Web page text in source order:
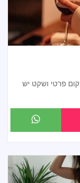
פרטי ושקט יש